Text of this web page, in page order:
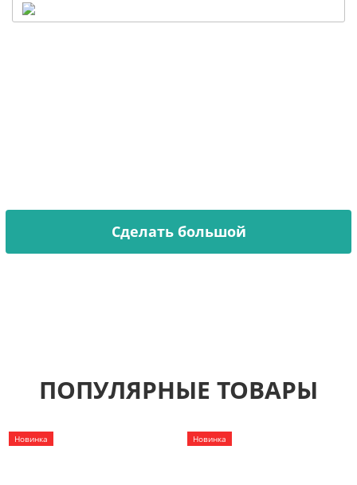
Сделать большой
ПОПУЛЯРНЫЕ ТОВАРЫ
Новинка Новинка